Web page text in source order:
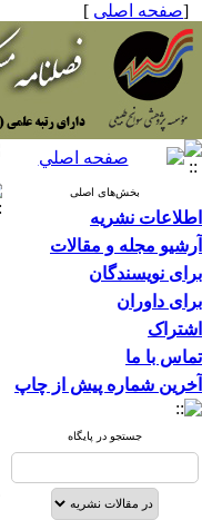
[صفحه اصلی ]
بخش‌های اصلی
اطلاعات نشریه
آرشیو مجله و مقالات
برای نویسندگان
برای داوران
اشتراک
تماس با ما
آخرین شماره پیش از چاپ
جستجو در پایگاه